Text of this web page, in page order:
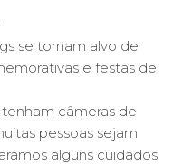
se tornam alvo de
e festas de
câmeras de
pessoas sejam
alguns cuidados